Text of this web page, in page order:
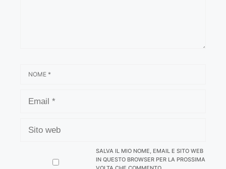
WEB
SALVA IL MIO NOME, EMAIL E SITO WEB
IN QUESTO BROWSER PER LA PROSSIMA